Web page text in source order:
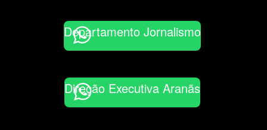
Departamento Jornalismo
Direção Executiva Aranãs